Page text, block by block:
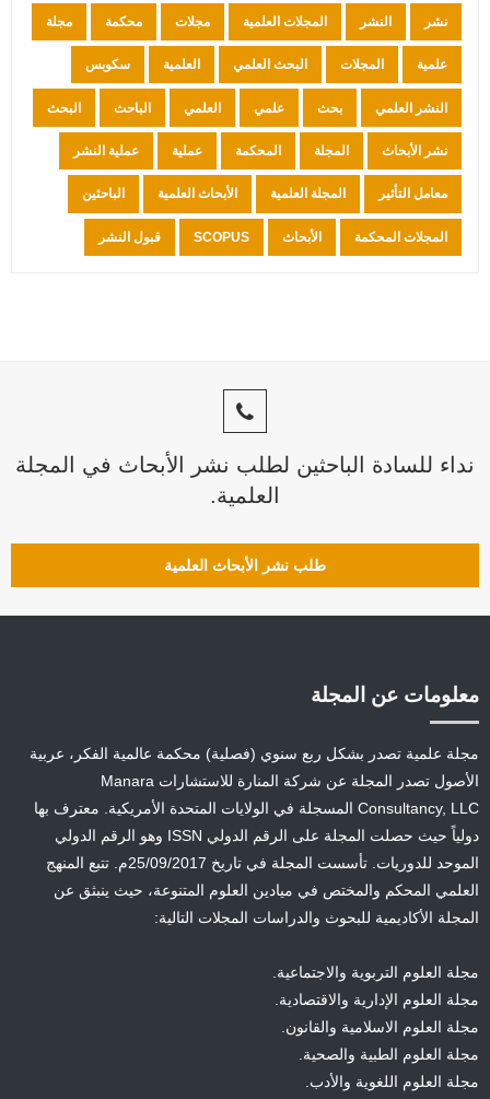
نشر النشر المجلات العلمية مجلات محكمة مجلة
علمية المجلات البحث العلمي العلمية سكوبس
النشر العلمي بحث علمي العلمي الباحث البحث
نشر الأبحاث المجلة المحكمة عملية عملية النشر
معامل التأثير المجلة العلمية الأبحاث العلمية الباحثين
المجلات المحكمة الأبحاث SCOPUS قبول النشر
نداء للسادة الباحثين لطلب نشر الأبحاث في المجلة
العلمية.
طلب نشر الأبحاث العلمية
معلومات عن المجلة
مجلة علمية تصدر بشكل ربع سنوي (فصلية) محكمة عالمية الفكر، عربية
الأصول تصدر المجلة عن شركة المنارة للاستشارات Manara
Consultancy, LLC المسجلة في الولايات المتحدة الأمريكية. معترف بها
دولياً حيث حصلت المجلة على الرقم الدولي ISSN وهو الرقم الدولي
الموحد للدوريات. تأسست المجلة في تاريخ 25/09/2017م. تتبع المنهج
العلمي المحكم والمختص في ميادين العلوم المتنوعة، حيث ينبثق عن
المجلة الأكاديمية للبحوث والدراسات المجلات التالية:
مجلة العلوم التربوية والاجتماعية.
مجلة العلوم الإدارية والاقتصادية.
مجلة العلوم الاسلامية والقانون.
مجلة العلوم الطبية والصحية.
مجلة العلوم اللغوية والأدب.